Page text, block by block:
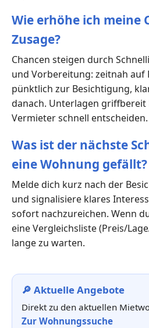
Wie erhöhe ich meine
Zusage?
Chancen steigen durch
und Vorbereitung: zeitnah auf
pünktlich zur Besichtigung,
danach. Unterlagen
Vermieter schnell entscheiden.
Was ist der nächste
eine Wohnung gefällt?
Melde dich kurz nach der
und signalisiere klares
sofort nachzureichen. Wenn
eine Vergleichsliste (Preis/
lange zu warten.
🔎 Aktuelle Angebote
Direkt zu den aktuellen
Zur Wohnungssuche